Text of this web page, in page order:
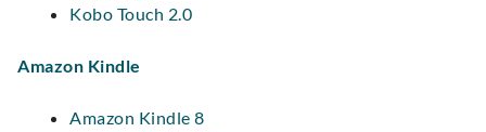
Kobo Touch 2.0
Amazon Kindle
Amazon Kindle 8